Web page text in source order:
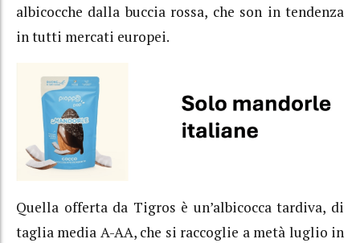
albicocche dalla buccia rossa, che son in tendenza
in tutti mercati europei.
Quella offerta da Tigros è un’albicocca tardiva, di
taglia media A-AA, che si raccoglie a metà luglio in